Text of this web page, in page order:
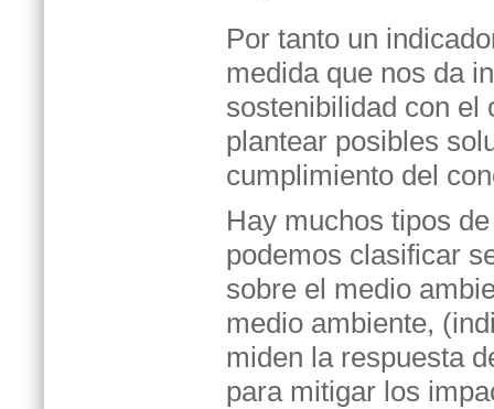
Por tanto un
medida que nos da
sostenibilidad con el
plantear posibles
cumplimiento del
Hay muchos tipos
podemos clasificar
sobre el medio
medio ambiente,
miden la respuesta
para mitigar los